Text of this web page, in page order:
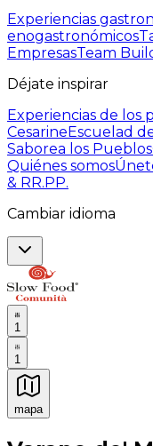
Experiencias
enogastronómicos
EmpresasTeam
Déjate inspirar
Experiencias de los
CesarineEscuelad
Saborea los Pueblos
Quiénes somos
& RR.PP.
Cambiar idioma
1
1
mapa